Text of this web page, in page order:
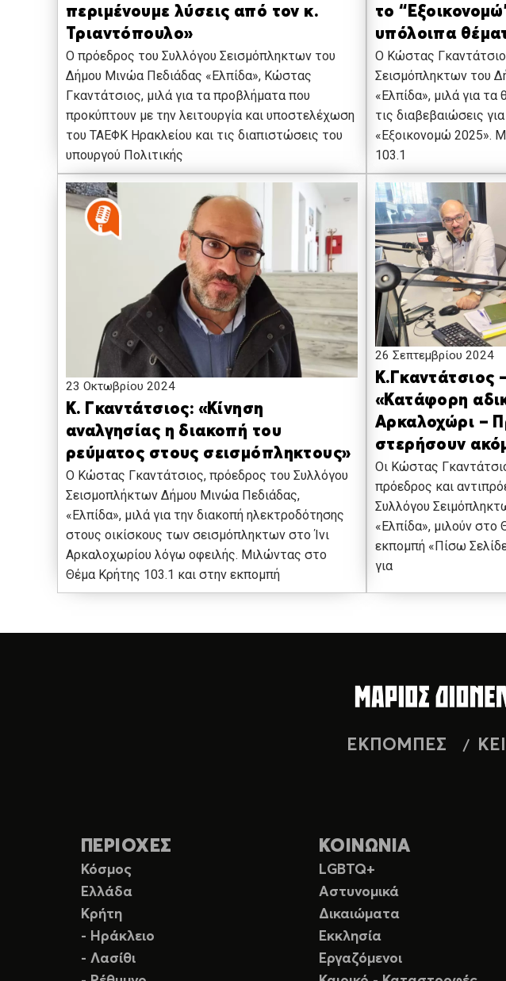
περιμένουμε λύσεις από τον κ.
Τριαντόπουλο»
Ο πρόεδρος του Συλλόγου Σεισμόπληκτων του
Δήμου Μινώα Πεδιάδας «Ελπίδα», Κώστας
Γκαντάτσιος, μιλά για τα προβλήματα που
προκύπτουν με την λειτουργία και υποστελέχωση
του ΤΑΕΦΚ Ηρακλείου και τις διαπιστώσεις του
υπουργού Πολιτικής
το
υπόλοιπα
O Κώστας
Σεισμόπληκτων του
«Ελπίδα», μιλά για
τις διαβεβαιώσεις
«Εξοικονομώ 2025».
103.1
23 Οκτωβρίου 2024
Κ. Γκαντάτσιος: «Κίνηση
αναλγησίας η διακοπή του
ρεύματος στους σεισμόπληκτους»
O Κώστας Γκαντάτσιος, πρόεδρος του Συλλόγου
Σεισμοπλήκτων Δήμου Μινώα Πεδιάδας,
«Ελπίδα», μιλά για την διακοπή ηλεκτροδότησης
στους οικίσκους των σεισμόπληκτων στο Ίνι
Αρκαλοχωρίου λόγω οφειλής. Μιλώντας στο
Θέμα Κρήτης 103.1 και στην εκπομπή
26 Σεπτεμβρίου 2024
Κ.Γκαντάτσιος
«Κατάφορη
Αρκαλοχώρι –
στερήσουν
Οι Κώστας
πρόεδρος και
Συλλόγου
«Ελπίδα», μιλούν στο
εκπομπή «Πίσω
για
ΕΚΠΟΜΠΕΣ
ΠΕΡΙΟΧΕΣ
Κόσμος
Ελλάδα
Κρήτη
- Ηράκλειο
- Λασίθι
ΚΟΙΝΩΝΙΑ
LGBTQ+
Αστυνομικά
Δικαιώματα
Εκκλησία
Εργαζόμενοι